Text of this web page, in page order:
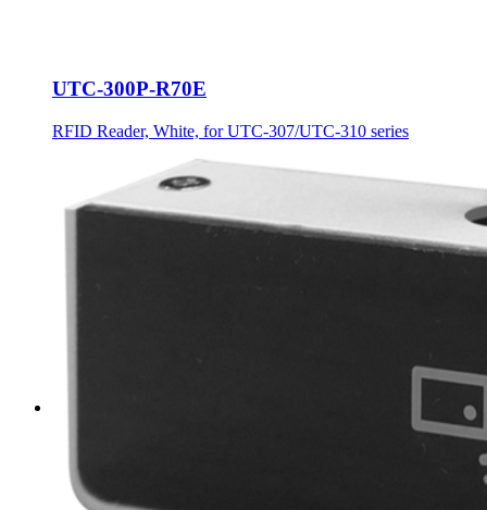
UTC-300P-R70E
RFID Reader, White, for UTC-307/UTC-310 series